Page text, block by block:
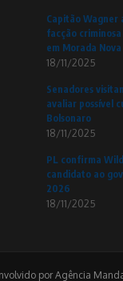
Capitão Wagner
facção
em Morada Nova
18/11/2025
Senadores
avaliar possível
Bolsonaro
18/11/2025
PL confirma
candidato ao
2026
18/11/2025
por Agência